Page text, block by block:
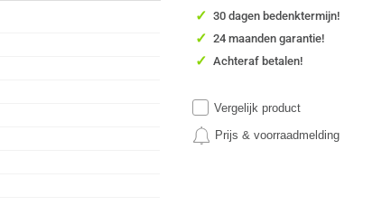
✓ 30 dagen bedenktermijn!
✓ 24 maanden garantie!
✓ Achteraf betalen!
Vergelijk product
Prijs & voorraadmelding